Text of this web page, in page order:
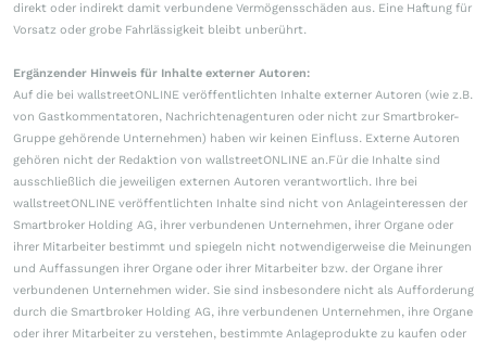
direkt oder indirekt damit verbundene Vermögensschäden aus. Eine Haftung für
Vorsatz oder grobe Fahrlässigkeit bleibt unberührt.
Ergänzender Hinweis für Inhalte externer Autoren:
Auf die bei wallstreetONLINE veröffentlichten Inhalte externer Autoren (wie z.B.
von Gastkommentatoren, Nachrichtenagenturen oder nicht zur Smartbroker-
Gruppe gehörende Unternehmen) haben wir keinen Einfluss. Externe Autoren
gehören nicht der Redaktion von wallstreetONLINE an.Für die Inhalte sind
ausschließlich die jeweiligen externen Autoren verantwortlich. Ihre bei
wallstreetONLINE veröffentlichten Inhalte sind nicht von Anlageinteressen der
Smartbroker Holding AG, ihrer verbundenen Unternehmen, ihrer Organe oder
ihrer Mitarbeiter bestimmt und spiegeln nicht notwendigerweise die Meinungen
und Auffassungen ihrer Organe oder ihrer Mitarbeiter bzw. der Organe ihrer
verbundenen Unternehmen wider. Sie sind insbesondere nicht als Aufforderung
durch die Smartbroker Holding AG, ihre verbundenen Unternehmen, ihre Organe
oder ihrer Mitarbeiter zu verstehen, bestimmte Anlageprodukte zu kaufen oder